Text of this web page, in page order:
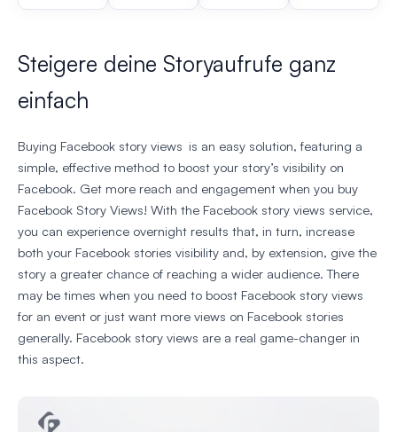
Steigere deine Storyaufrufe ganz
einfach
Buying Facebook story views is an easy solution, featuring a
simple, effective method to boost your story’s visibility on
Facebook. Get more reach and engagement when you buy
Facebook Story Views! With the Facebook story views service,
you can experience overnight results that, in turn, increase
both your Facebook stories visibility and, by extension, give the
story a greater chance of reaching a wider audience. There
may be times when you need to boost Facebook story views
for an event or just want more views on Facebook stories
generally. Facebook story views are a real game-changer in
this aspect.